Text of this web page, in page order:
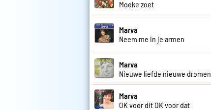
Moeke zoet
Marva
Neem me in je armen
Marva
Nieuwe liefde nieuwe dromen
Marva
OK voor dit OK voor dat